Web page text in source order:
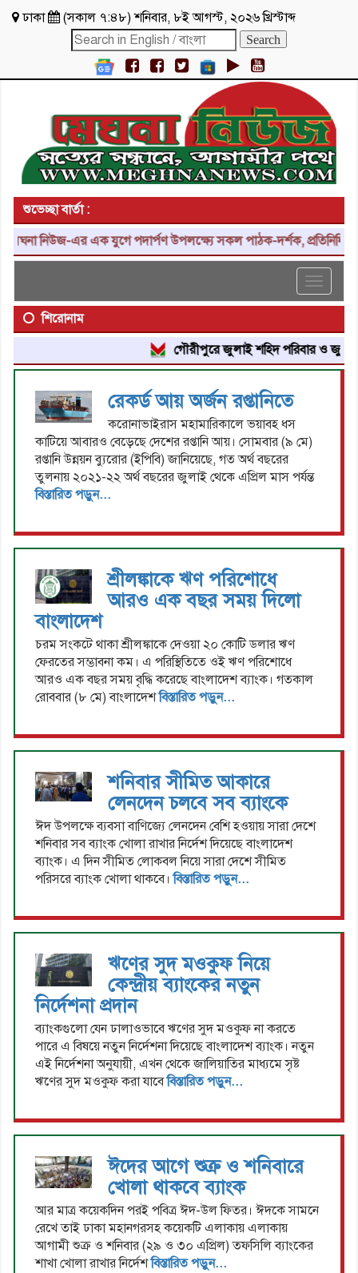
ঢাকা (সকাল ৭:৪৮)শনিবার, ৮ই আগস্ট, ২০২৬ খ্রিস্টাব্দ
শুভেচ্ছা বার্তা :
নিউজ-এর এক যুগে পদার্পণ উপলক্ষ্যে সকল পাঠক-দর্শক, প্রতিনিধি,
Toggle
শিরোনাম
গৌরীপুরে জুলাই শহিদ পরিবার ও জুলাই
রেকর্ড আয় অর্জন রপ্তানিতে
করোনাভাইরাস মহামারিকালে ভয়াবহ ধস
কাটিয়ে আবারও বেড়েছে দেশের রপ্তানি আয়। সোমবার (৯ মে)
রপ্তানি উন্নয়ন ব্যুরোর (ইপিবি) জানিয়েছে, গত অর্থ বছরের
তুলনায় ২০২১-২২ অর্থ বছরের জুলাই থেকে এপ্রিল মাস পর্যন্ত
বিস্তারিত পড়ুন...
শ্রীলঙ্কাকে ঋণ পরিশোধে
আরও এক বছর সময় দিলো
বাংলাদেশ
চরম সংকটে থাকা শ্রীলঙ্কাকে দেওয়া ২০ কোটি ডলার ঋণ
ফেরতের সম্ভাবনা কম। এ পরিস্থিতিতে ওই ঋণ পরিশোধে
আরও এক বছর সময় বৃদ্ধি করেছে বাংলাদেশ ব্যাংক। গতকাল
রোববার (৮ মে) বাংলাদেশবিস্তারিত পড়ুন...
শনিবার সীমিত আকারে
লেনদেন চলবে সব ব্যাংকে
ঈদ উপলক্ষে ব্যবসা বাণিজ্যে লেনদেন বেশি হওয়ায় সারা দেশে
শনিবার সব ব্যাংক খোলা রাখার নির্দেশ দিয়েছে বাংলাদেশ
ব্যাংক। এ দিন সীমিত লোকবল নিয়ে সারা দেশে সীমিত
পরিসরে ব্যাংক খোলা থাকবে।বিস্তারিত পড়ুন...
ঋণের সুদ মওকুফ নিয়ে
কেন্দ্রীয় ব্যাংকের নতুন
নির্দেশনা প্রদান
ব্যাংকগুলো যেন ঢালাওভাবে ঋণের সুদ মওকুফ না করতে
পারে এ বিষয়ে নতুন নির্দেশনা দিয়েছে বাংলাদেশ ব্যাংক। নতুন
এই নির্দেশনা অনুযায়ী, এখন থেকে জালিয়াতির মাধ্যমে সৃষ্ট
ঋণের সুদ মওকুফ করা যাবেবিস্তারিত পড়ুন...
ঈদের আগে শুক্র ও শনিবারে
খোলা থাকবে ব্যাংক
আর মাত্র কয়েকদিন পরই পবিত্র ঈদ-উল ফিতর। ঈদকে সামনে
রেখে তাই ঢাকা মহানগরসহ কয়েকটি এলাকায় এলাকায়
আগামী শুক্র ও শনিবার (২৯ ও ৩০ এপ্রিল) তফসিলি ব্যাংকের
শাখা খোলা রাখার নির্দেশবিস্তারিত পড়ুন...